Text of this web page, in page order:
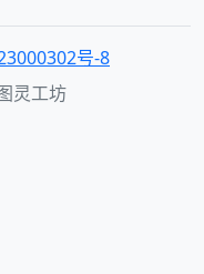
号-8
灵工坊